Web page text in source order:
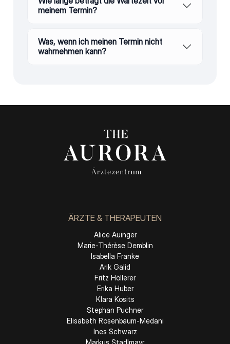
meinem Termin?
Was, wenn ich meinen Termin nicht
wahrnehmen kann?
ÄRZTE & THERAPEUTEN
Alice Auinger
Marie-Thérèse Demblin
Isabella Franke
Arik Galid
Fritz Höllerer
Erika Huber
Klara Kosits
Stephan Puchner
Elisabeth Rosenbaum-Medani
Ines Schwarz
Markus Stadlmayr